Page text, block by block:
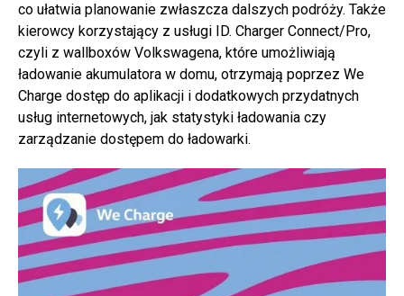
co ułatwia planowanie zwłaszcza dalszych podróży. Także
kierowcy korzystający z usługi ID. Charger Connect/Pro,
czyli z wallboxów Volkswagena, które umożliwiają
ładowanie akumulatora w domu, otrzymają poprzez We
Charge dostęp do aplikacji i dodatkowych przydatnych
usług internetowych, jak statystyki ładowania czy
zarządzanie dostępem do ładowarki.